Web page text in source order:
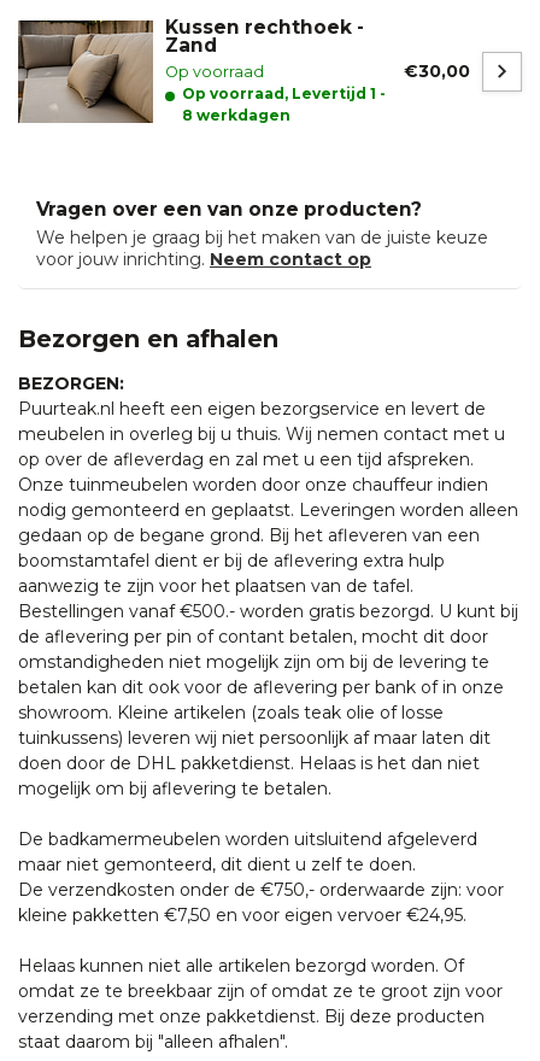
Kussen rechthoek -
Zand
Op voorraad
Op voorraad, Levertijd 1 -
8 werkdagen
€30,00
Vragen over een van onze producten?
We helpen je graag bij het maken van de juiste keuze
voor jouw inrichting. Neem contact op
Bezorgen en afhalen
BEZORGEN:
Puurteak.nl heeft een eigen bezorgservice en levert de
meubelen in overleg bij u thuis. Wij nemen contact met u
op over de afleverdag en zal met u een tijd afspreken.
Onze tuinmeubelen worden door onze chauffeur indien
nodig gemonteerd en geplaatst. Leveringen worden alleen
gedaan op de begane grond. Bij het afleveren van een
boomstamtafel dient er bij de aflevering extra hulp
aanwezig te zijn voor het plaatsen van de tafel.
Bestellingen vanaf €500.- worden gratis bezorgd. U kunt bij
de aflevering per pin of contant betalen, mocht dit door
omstandigheden niet mogelijk zijn om bij de levering te
betalen kan dit ook voor de aflevering per bank of in onze
showroom. Kleine artikelen (zoals teak olie of losse
tuinkussens) leveren wij niet persoonlijk af maar laten dit
doen door de DHL pakketdienst. Helaas is het dan niet
mogelijk om bij aflevering te betalen.
De badkamermeubelen worden uitsluitend afgeleverd
maar niet gemonteerd, dit dient u zelf te doen.
De verzendkosten onder de €750,- orderwaarde zijn: voor
kleine pakketten €7,50 en voor eigen vervoer €24,95.
Helaas kunnen niet alle artikelen bezorgd worden. Of
omdat ze te breekbaar zijn of omdat ze te groot zijn voor
verzending met onze pakketdienst. Bij deze producten
staat daarom bij "alleen afhalen".